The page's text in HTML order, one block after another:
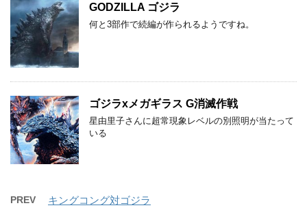
GODZILLA ゴジラ
何と3部作で続編が作られるようですね。
ゴジラxメガギラス G消滅作戦
星由里子さんに超常現象レベルの別照明が当たって
いる
PREV キングコング対ゴジラ